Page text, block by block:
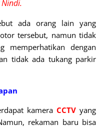
Nindi.
ada orang lain yang
tersebut, namun tidak
memperhatikan dengan
tidak ada tukang parkir
kameraCCTV yang
rekaman baru bisa